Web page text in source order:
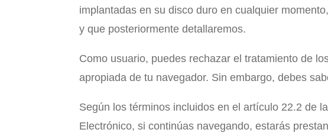
implantadas en su disco duro en cualquier
y que posteriormente detallaremos.
Como usuario, puedes rechazar el tratamiento de
apropiada de tu navegador. Sin embargo, debes
Según los términos incluidos en el artículo 22.2 de
Electrónico, si continúas navegando, estarás